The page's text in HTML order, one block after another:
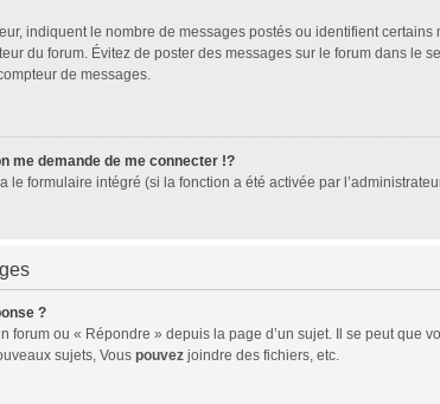
indiquent le nombre de messages postés ou identifient
du forum. Évitez de poster des messages sur le forum dans
de messages.
me demande de me connecter !?
le formulaire intégré (si la fonction a été activée par
?
forum ou « Répondre » depuis la page d’un sujet. Il se peut
sujets, Vous pouvez joindre des fichiers, etc.